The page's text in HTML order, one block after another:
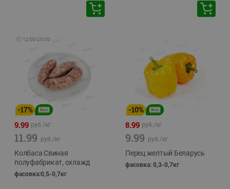
🕘 12:00-20:00
-17%
9.99 руб./кг
11.99 руб./кг
Колбаса Свиная
полуфабрикат, охлажд
фасовка:0,5-0,7кг
-10%
8.99 руб./кг
9.99 руб./кг
Перец желтый Беларусь
фасовка: 0,3-0,7кг